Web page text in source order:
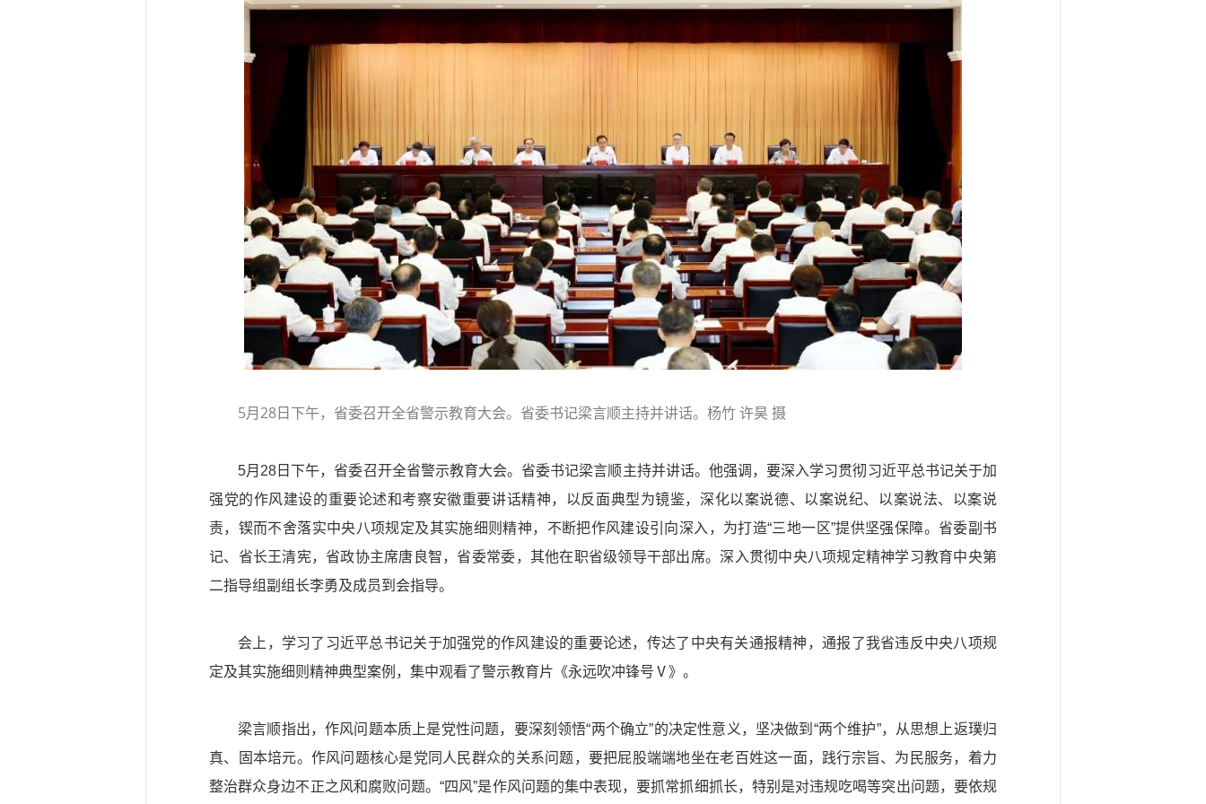
5月28日下午，省委召开全省警示教育大会。省委书记梁言顺主持并讲话。杨竹 许昊 摄
5月28日下午，省委召开全省警示教育大会。省委书记梁言顺主持并讲话。他强调，要深入学习贯彻习近平总书记关于加
强党的作风建设的重要论述和考察安徽重要讲话精神，以反面典型为镜鉴，深化以案说德、以案说纪、以案说法、以案说
责，锲而不舍落实中央八项规定及其实施细则精神，不断把作风建设引向深入，为打造“三地一区”提供坚强保障。省委副书
记、省长王清宪，省政协主席唐良智，省委常委，其他在职省级领导干部出席。深入贯彻中央八项规定精神学习教育中央第
二指导组副组长李勇及成员到会指导。
会上，学习了习近平总书记关于加强党的作风建设的重要论述，传达了中央有关通报精神，通报了我省违反中央八项规
定及其实施细则精神典型案例，集中观看了警示教育片《永远吹冲锋号Ⅴ》。
梁言顺指出，作风问题本质上是党性问题，要深刻领悟“两个确立”的决定性意义，坚决做到 “两个维护”，从思想上返璞归
真、固本培元。作风问题核心是党同人民群众的关系问题，要把屁股端端地坐在老百姓这一面，践行宗旨、为民服务，着力
整治群众身边不正之风和腐败问题。“四风”是作风问题的集中表现，要抓常抓细抓长，特别是对违规吃喝等突出问题，要依规